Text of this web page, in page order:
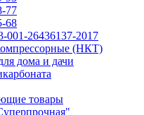
77
68
001-26436137-2017
(НКТ)
дома и дачи
товары